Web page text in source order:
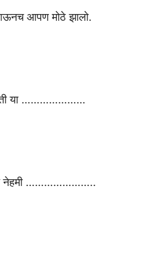
आपण मोठे झालो.
ती या …………………
नेहमी …………………..